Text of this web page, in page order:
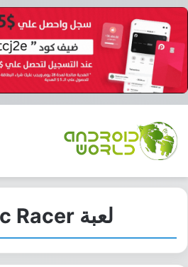
لعبة Traffic Racer